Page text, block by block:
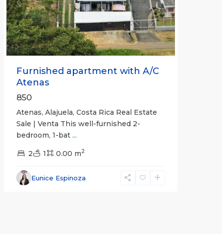
Previous Next
Furnished apartment with A/C
Atenas
850
Atenas, Alajuela, Costa Rica Real Estate
Sale | Venta This well-furnished 2-
bedroom, 1-bat ...
2 1 0.00 m2
Eunice Espinoza